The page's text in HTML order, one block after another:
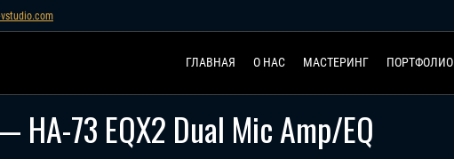
ГЛАВНАЯ О НАС МАСТЕРИНГ ПОРТФОЛИО
73 EQX2 Dual Mic Amp/EQ